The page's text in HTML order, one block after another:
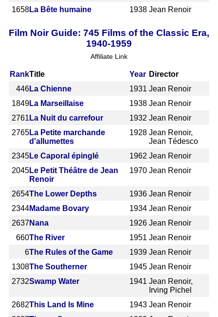
1658La Bête humaine 1938 Jean Renoir
Film Noir Guide: 745 Films of the Classic Era,
1940-1959
Affiliate Link
RankTitle Year Director
446La Chienne 1931 Jean Renoir
1849La Marseillaise 1938 Jean Renoir
2761 La Nuit du carrefour 1932 Jean Renoir
2765La Petite marchande
d'allumettes
1928 Jean Renoir,
Jean Tédesco
2345Le Caporal épinglé 1962 Jean Renoir
2045Le Petit Théâtre de Jean
Renoir
1970 Jean Renoir
2654The Lower Depths 1936 Jean Renoir
2344Madame Bovary 1934 Jean Renoir
2637 Nana 1926 Jean Renoir
660The River 1951 Jean Renoir
6The Rules of the Game 1939 Jean Renoir
1308The Southerner 1945 Jean Renoir
2732Swamp Water 1941 Jean Renoir,
Irving Pichel
2682This Land Is Mine 1943 Jean Renoir